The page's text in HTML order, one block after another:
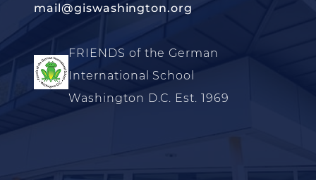
mail@giswashington.org
FRIENDS of the German
International School
Washington D.C. Est. 1969